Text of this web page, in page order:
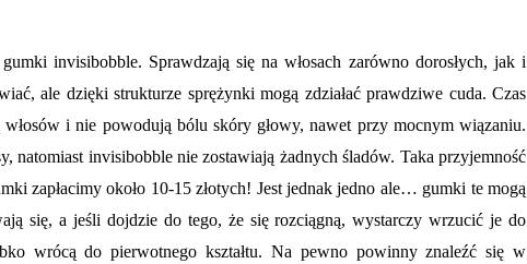
invisibobble. Sprawdzają się na włosach zarówno dorosłych, jak i
ale dzięki strukturze sprężynki mogą zdziałać prawdziwe cuda. Czas
i nie powodują bólu skóry głowy, nawet przy mocnym wiązaniu.
natomiast invisibobble nie zostawiają żadnych śladów. Taka przyjemność
zapłacimy około 10-15 złotych! Jest jednak jedno ale… gumki te mogą
się, a jeśli dojdzie do tego, że się rozciągną, wystarczy wrzucić je do
wrócą do pierwotnego kształtu. Na pewno powinny znaleźć się w